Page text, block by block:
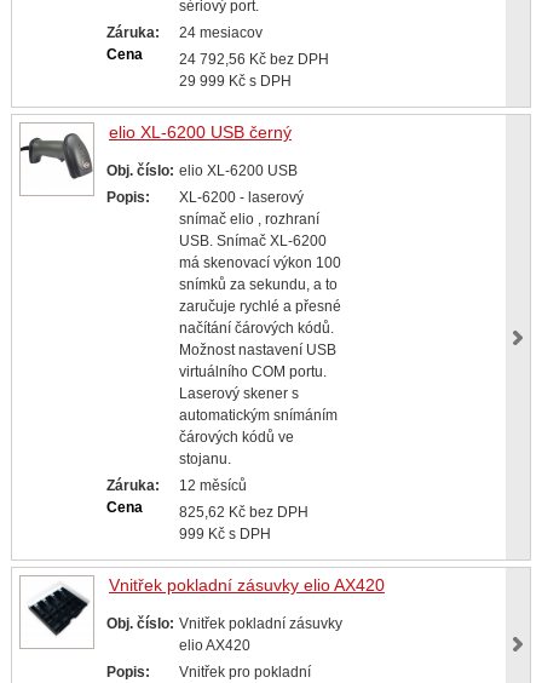
sériový port.
Záruka:
24 mesiacov
Cena
24 792,56 Kč bez DPH
29 999 Kč s DPH
elio XL-6200 USB černý
Obj. číslo: elio XL-6200 USB
Popis:
XL-6200 - laserový
snímač elio , rozhraní
USB. Snímač XL-6200
má skenovací výkon 100
snímků za sekundu, a to
zaručuje rychlé a přesné
načítání čárových kódů.
Možnost nastavení USB
virtuálního COM portu.
Laserový skener s
automatickým snímáním
čárových kódů ve
stojanu.
Záruka:
12 měsíců
Cena
825,62 Kč bez DPH
999 Kč s DPH
Vnitřek pokladní zásuvky elio AX420
Obj. číslo: Vnitřek pokladní zásuvky
elio AX420
Popis:
Vnitřek pro pokladní